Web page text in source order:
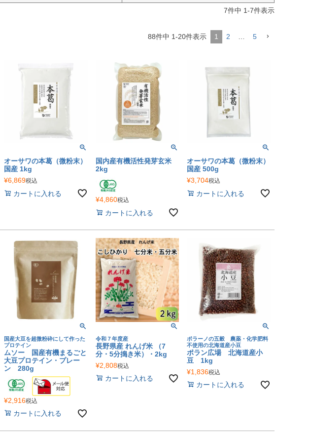
7件中 1-7件表示
88件中 1-20件表示 1 2 5
オーサワの本葛（微粉末）
国産 1kg
¥6,869税込
カートに入れる
国内産有機活性発芽玄米
2kg
¥4,860税込
カートに入れる
オーサワの本葛（微粉末）
国産 500g
¥3,704税込
カートに入れる
国産大豆を超微粉砕にして作った
プロテイン
ムソー 国産有機まるごと
大豆プロテイン・プレー
ン 280g
¥2,916税込
カートに入れる
令和７年度産
長野県産 れんげ米 （7
分・5分搗き米）・2kg
¥2,808税込
カートに入れる
ポラーノの五穀 農薬・化学肥料
不使用の北海道産小豆
ポラン広場 北海道産小
豆 1kg
¥1,836税込
カートに入れる